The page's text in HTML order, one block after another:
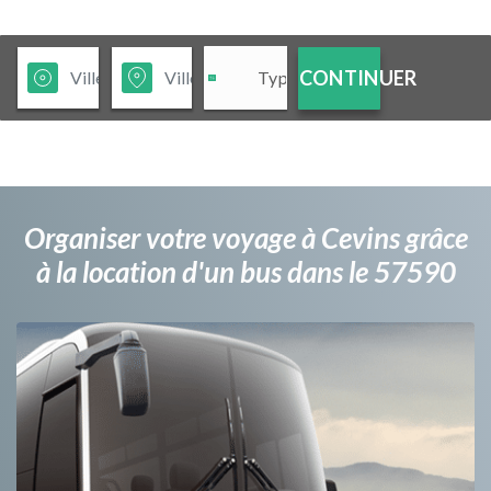
CONTINUER
Organiser votre voyage à Cevins grâce
à la location d'un bus dans le 57590